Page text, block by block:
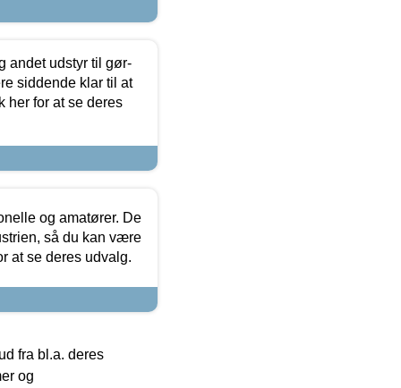
andet udstyr til gør-
siddende klar til at
her for at se deres
og amatører. De
så du kan være
at se deres udvalg.
fra bl.a. deres
og